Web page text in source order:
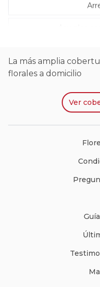
La más amplia
florales a domicilio
Ver